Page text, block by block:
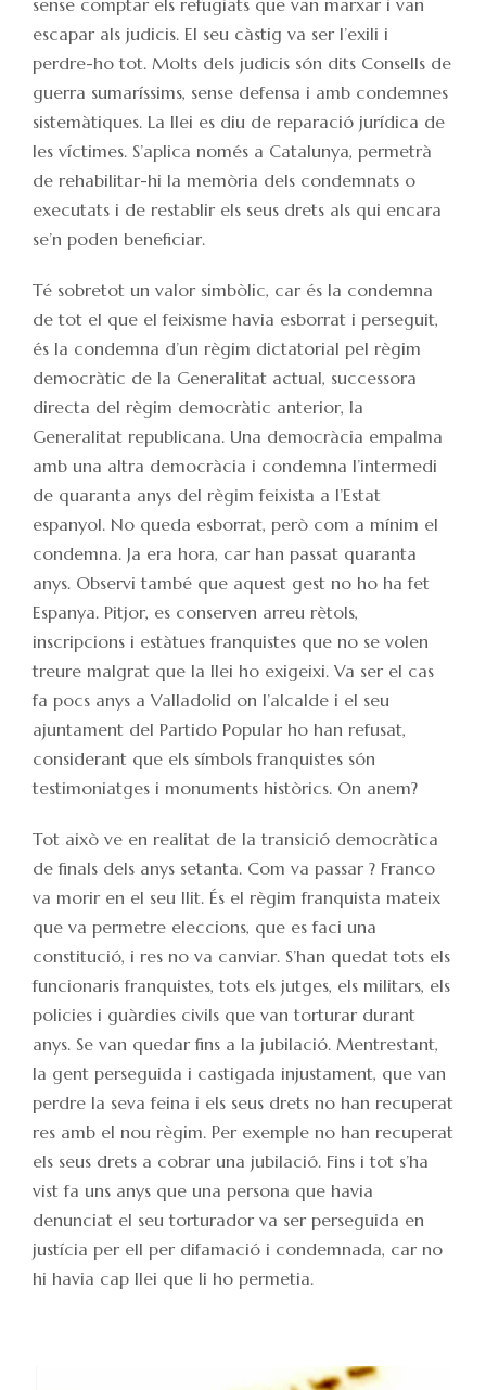
escapar als judicis. El seu càstig va ser l’exili i
perdre-ho tot. Molts dels judicis són dits Consells de
guerra sumaríssims, sense defensa i amb condemnes
sistemàtiques. La llei es diu de reparació jurídica de
les víctimes. S’aplica només a Catalunya, permetrà
de rehabilitar-hi la memòria dels condemnats o
executats i de restablir els seus drets als qui encara
se’n poden beneficiar.
Té sobretot un valor simbòlic, car és la condemna
de tot el que el feixisme havia esborrat i perseguit,
és la condemna d’un règim dictatorial pel règim
democràtic de la Generalitat actual, successora
directa del règim democràtic anterior, la
Generalitat republicana. Una democràcia empalma
amb una altra democràcia i condemna l’intermedi
de quaranta anys del règim feixista a l’Estat
espanyol. No queda esborrat, però com a mínim el
condemna. Ja era hora, car han passat quaranta
anys. Observi també que aquest gest no ho ha fet
Espanya. Pitjor, es conserven arreu rètols,
inscripcions i estàtues franquistes que no se volen
treure malgrat que la llei ho exigeixi. Va ser el cas
fa pocs anys a Valladolid on l’alcalde i el seu
ajuntament del Partido Popular ho han refusat,
considerant que els símbols franquistes són
testimoniatges i monuments històrics. On anem?
Tot això ve en realitat de la transició democràtica
de finals dels anys setanta. Com va passar ? Franco
va morir en el seu llit. És el règim franquista mateix
que va permetre eleccions, que es faci una
constitució, i res no va canviar. S’han quedat tots els
funcionaris franquistes, tots els jutges, els militars, els
policies i guàrdies civils que van torturar durant
anys. Se van quedar fins a la jubilació. Mentrestant,
la gent perseguida i castigada injustament, que van
perdre la seva feina i els seus drets no han recuperat
res amb el nou règim. Per exemple no han recuperat
els seus drets a cobrar una jubilació. Fins i tot s’ha
vist fa uns anys que una persona que havia
denunciat el seu torturador va ser perseguida en
justícia per ell per difamació i condemnada, car no
hi havia cap llei que li ho permetia.